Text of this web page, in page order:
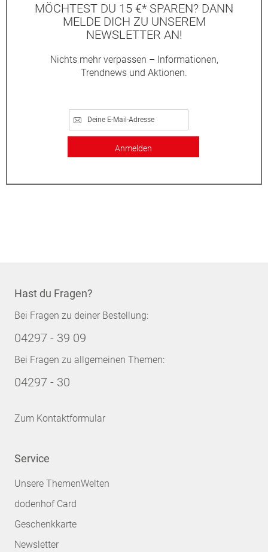
MÖCHTEST DU 15 €* SPAREN? DANN
MELDE DICH ZU UNSEREM
NEWSLETTER AN!
Nichts mehr verpassen – Informationen,
Trendnews und Aktionen.
Anmelden
Hast du Fragen?
Bei Fragen zu deiner Bestellung:
04297 - 39 09
Bei Fragen zu allgemeinen Themen:
04297 - 30
Zum Kontaktformular
Service
Unsere ThemenWelten
dodenhof Card
Geschenkkarte
Newsletter